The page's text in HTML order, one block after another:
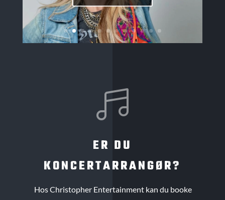

ER DU
KONCERTARRANGØR?
Hos Christopher Entertainment kan du booke